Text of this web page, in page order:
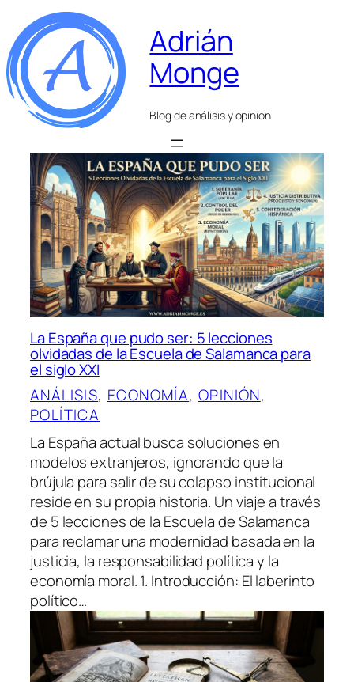
Adrián
Monge
Blog de análisis y opinión
La España que pudo ser: 5 lecciones
olvidadas de la Escuela de Salamanca para
el siglo XXI
ANÁLISIS, ECONOMÍA, OPINIÓN
POLÍTICA
La España actual busca soluciones en
modelos extranjeros, ignorando que la
brújula para salir de su colapso institucional
reside en su propia historia. Un viaje a través
de 5 lecciones de la Escuela de Salamanca
para reclamar una modernidad basada en la
justicia, la responsabilidad política y la
economía moral. 1. Introducción: El laberinto
político…